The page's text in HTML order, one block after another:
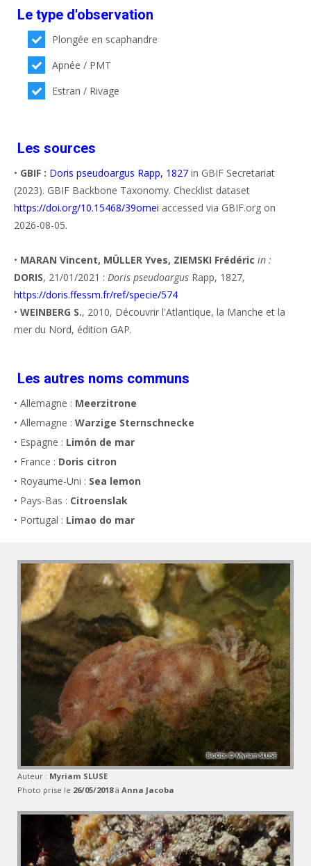
Le type d'observation
Plongée en scaphandre
Apnée / PMT
Estran / Rivage
Les sources
• GBIF : Doris pseudoargus Rapp, 1827 in GBIF Secretariat
(2023). GBIF Backbone Taxonomy. Checklist dataset
https://doi.org/10.15468/39omei accessed via GBIF.org on
2026-08-05.
• MARAN Vincent, MÜLLER Yves, ZIEMSKI Frédéric in :
DORIS, 21/01/2021 : Doris pseudoargus Rapp, 1827,
https://doris.ffessm.fr/ref/specie/574
• WEINBERG S., 2010, Découvrir l'Atlantique, la Manche et la
mer du Nord, édition GAP.
Les autres noms communs
• Allemagne : Meerzitrone
• Allemagne : Warzige Sternschnecke
• Espagne : Limón de mar
• France : Doris citron
• Royaume-Uni : Sea lemon
• Pays-Bas : Citroenslak
• Portugal : Limao do mar
Auteur : Myriam SLUSE
Photo prise le 26/05/2018à Anna Jacoba